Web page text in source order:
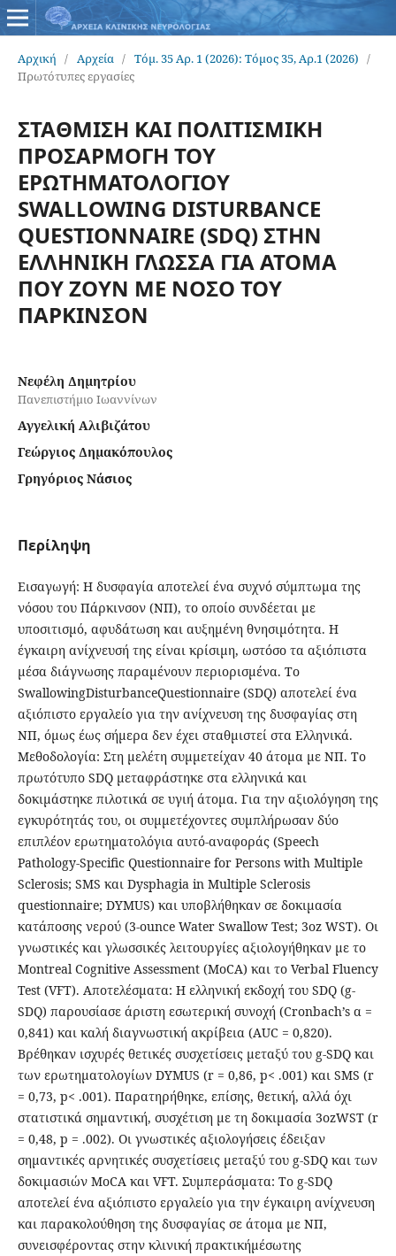
Αρχική / Αρχεία / Τόμ. 35 Αρ. 1 (2026): Τόμος 35, Αρ.1 (2026) /
Πρωτότυπες εργασίες
ΣΤΑΘΜΙΣΗ ΚΑΙ ΠΟΛΙΤΙΣΜΙΚΗ
ΠΡΟΣΑΡΜΟΓΗ ΤΟΥ
ΕΡΩΤΗΜΑΤΟΛΟΓΙΟΥ
SWALLOWING DISTURBANCE
QUESTIONNAIRE (SDQ) ΣΤΗΝ
ΕΛΛΗΝΙΚΗ ΓΛΩΣΣΑ ΓΙΑ ΑΤΟΜΑ
ΠΟΥ ΖΟΥΝ ΜΕ ΝΟΣΟ ΤΟΥ
ΠΑΡΚΙΝΣΟΝ
Νεφέλη Δημητρίου
Πανεπιστήμιο Ιωαννίνων
Αγγελική Αλιβιζάτου
Γεώργιος Δημακόπουλος
Γρηγόριος Νάσιος
Περίληψη
Εισαγωγή: Η δυσφαγία αποτελεί ένα συχνό σύμπτωμα της
νόσου του Πάρκινσον (ΝΠ), το οποίο συνδέεται με
υποσιτισμό, αφυδάτωση και αυξημένη θνησιμότητα. Η
έγκαιρη ανίχνευσή της είναι κρίσιμη, ωστόσο τα αξιόπιστα
μέσα διάγνωσης παραμένουν περιορισμένα. Το
SwallowingDisturbanceQuestionnaire (SDQ) αποτελεί ένα
αξιόπιστο εργαλείο για την ανίχνευση της δυσφαγίας στη
ΝΠ, όμως έως σήμερα δεν έχει σταθμιστεί στα Ελληνικά.
Μεθοδολογία: Στη μελέτη συμμετείχαν 40 άτομα με ΝΠ. Το
πρωτότυπο SDQ μεταφράστηκε στα ελληνικά και
δοκιμάστηκε πιλοτικά σε υγιή άτομα. Για την αξιολόγηση της
εγκυρότητάς του, οι συμμετέχοντες συμπλήρωσαν δύο
επιπλέον ερωτηματολόγια αυτό-αναφοράς (Speech
Pathology-Specific Questionnaire for Persons with Multiple
Sclerosis; SMS και Dysphagia in Multiple Sclerosis
questionnaire; DYMUS) και υποβλήθηκαν σε δοκιμασία
κατάποσης νερού (3-ounce Water Swallow Test; 3oz WST). Οι
γνωστικές και γλωσσικές λειτουργίες αξιολογήθηκαν με το
Montreal Cognitive Assessment (MoCA) και το Verbal Fluency
Test (VFT). Αποτελέσματα: Η ελληνική εκδοχή του SDQ (g-
SDQ) παρουσίασε άριστη εσωτερική συνοχή (Cronbach’s α =
0,841) και καλή διαγνωστική ακρίβεια (AUC = 0,820).
Βρέθηκαν ισχυρές θετικές συσχετίσεις μεταξύ του g-SDQ και
των ερωτηματολογίων DYMUS (r = 0,86, p< .001) και SMS (r
= 0,73, p< .001). Παρατηρήθηκε, επίσης, θετική, αλλά όχι
στατιστικά σημαντική, συσχέτιση με τη δοκιμασία 3ozWST (r
= 0,48, p = .002). Οι γνωστικές αξιολογήσεις έδειξαν
σημαντικές αρνητικές συσχετίσεις μεταξύ του g-SDQ και των
δοκιμασιών MoCA και VFT. Συμπεράσματα: Το g-SDQ
αποτελεί ένα αξιόπιστο εργαλείο για την έγκαιρη ανίχνευση
και παρακολούθηση της δυσφαγίας σε άτομα με ΝΠ,
συνεισφέροντας στην κλινική πρακτικήμέσωτης